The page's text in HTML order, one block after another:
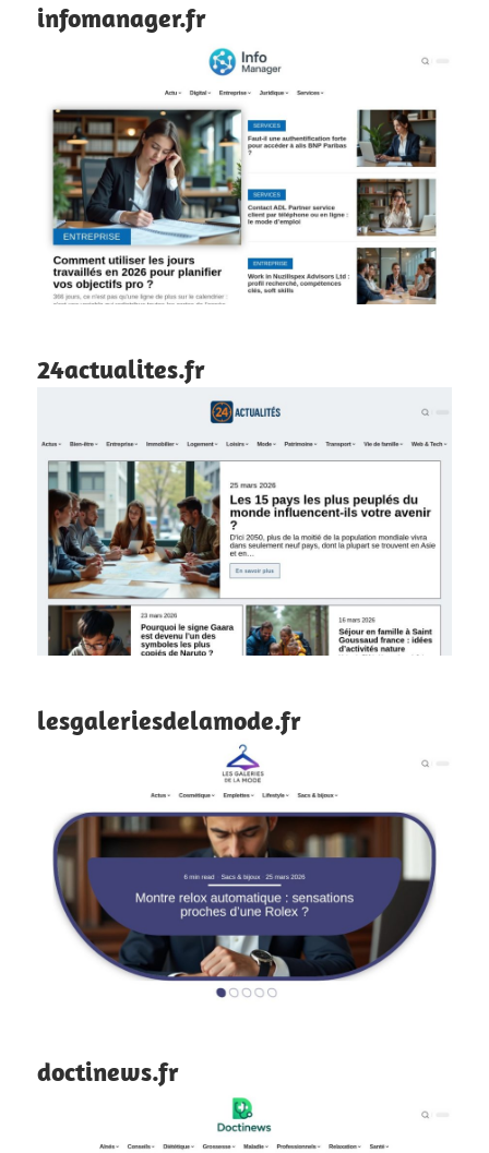
infomanager.fr
24actualites.fr
lesgaleriesdelamode.fr
doctinews.fr